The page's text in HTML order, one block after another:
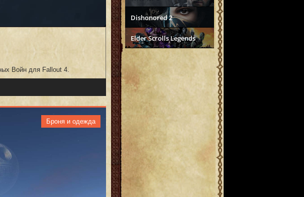
Dishonored 2
Elder Scrolls Legends
Войн для Fallout 4.
Броня и одежда